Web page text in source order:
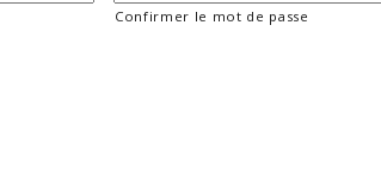
Confirmer le mot de passe